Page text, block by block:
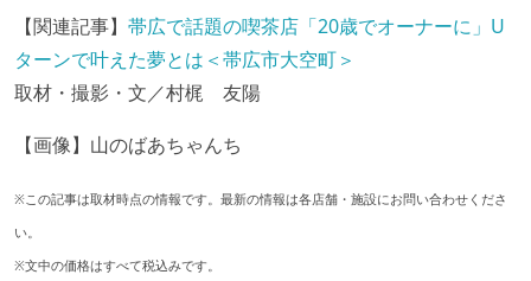
【関連記事】 帯広で話題の喫茶店「20歳でオーナーに」U
ターンで叶えた夢とは＜帯広市大空町＞
取材・撮影・文／村梶 友陽
【画像】山のばあちゃんち
※この記事は取材時点の情報です。最新の情報は各店舗・施設にお問い合わせくださ
い。
※文中の価格はすべて税込みです。